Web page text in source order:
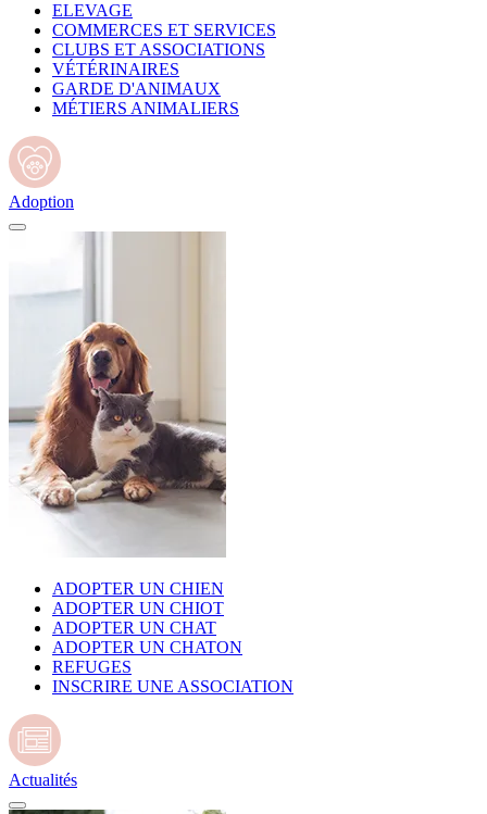
ELEVAGE
COMMERCES ET SERVICES
CLUBS ET ASSOCIATIONS
VÉTÉRINAIRES
GARDE D'ANIMAUX
MÉTIERS ANIMALIERS
Adoption
ADOPTER UN CHIEN
ADOPTER UN CHIOT
ADOPTER UN CHAT
ADOPTER UN CHATON
REFUGES
INSCRIRE UNE ASSOCIATION
Actualités